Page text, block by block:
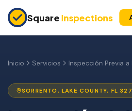
Square Inspections
Inspección Pre-Compra
Garantía 11 Meses
Inicio Servicios Inspección Previa
SORRENTO,LAKE COUNTY, FL